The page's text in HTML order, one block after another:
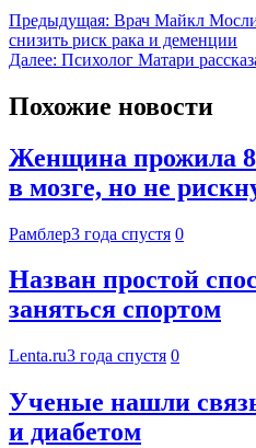
Предыдущая: Врач Майкл
снизить риск рака и деменции
Далее: Психолог Матари
Похожие новости
Женщина прожила
в мозге, но не
Рамблер3 года спустя 0
Назван простой
заняться спортом
Lenta.ru3 года спустя 0
Ученые нашли
и диабетом